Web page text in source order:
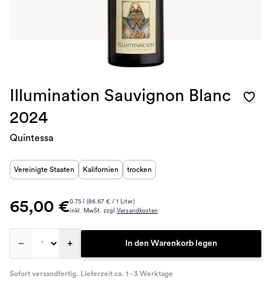
Illumination Sauvignon Blanc
2024
Quintessa
Vereinigte Staaten Kalifornien trocken
65,00 €0.75 l (86.67 € / 1 Liter)
inkl. MwSt. zzgl.Versandkosten
– + In den Warenkorb legen
Sofort versandfertig. Lieferzeit ca. 1 - 3 Werktage